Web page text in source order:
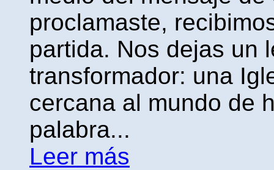
proclamaste,
partida. Nos dejas un
transformador: una
cercana al mundo de
palabra...
Leer más